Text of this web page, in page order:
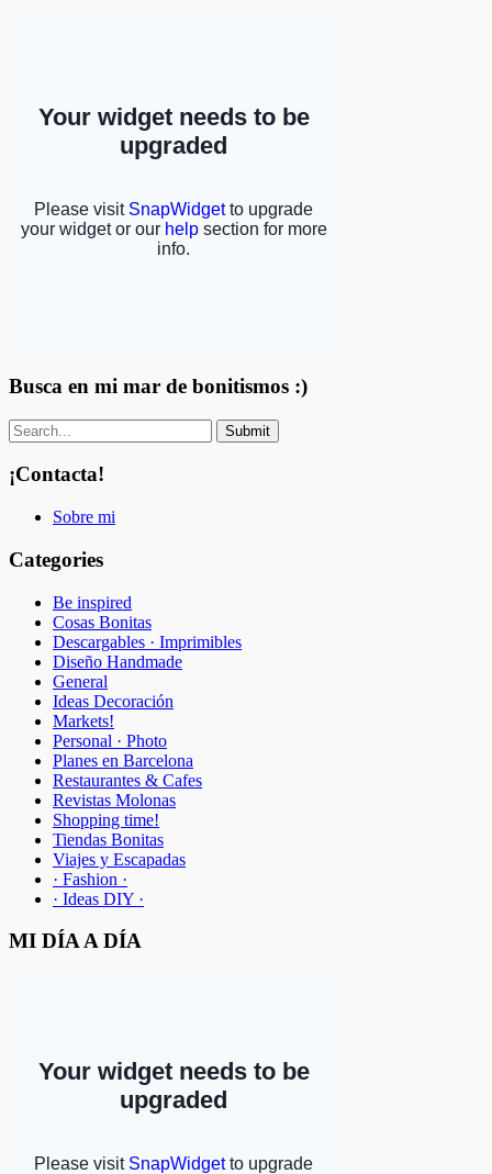
Busca en mi mar de bonitismos :)
¡Contacta!
Sobre mi
Categories
Be inspired
Cosas Bonitas
Descargables · Imprimibles
Diseño Handmade
General
Ideas Decoración
Markets!
Personal · Photo
Planes en Barcelona
Restaurantes & Cafes
Revistas Molonas
Shopping time!
Tiendas Bonitas
Viajes y Escapadas
· Fashion ·
· Ideas DIY ·
MI DÍA A DÍA